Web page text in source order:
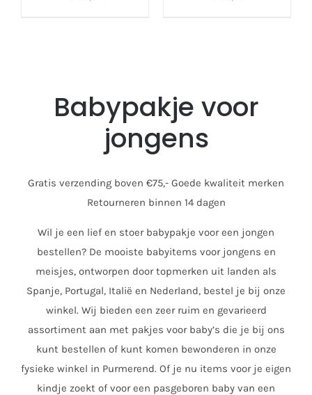
Babypakje voor
jongens
Gratis verzending boven €75,- Goede kwaliteit merken
Retourneren binnen 14 dagen
Wil je een lief en stoer babypakje voor een jongen
bestellen? De mooiste babyitems voor jongens en
meisjes, ontworpen door topmerken uit landen als
Spanje, Portugal, Italië en Nederland, bestel je bij onze
winkel. Wij bieden een zeer ruim en gevarieerd
assortiment aan met pakjes voor baby’s die je bij ons
kunt bestellen of kunt komen bewonderen in onze
fysieke winkel in Purmerend. Of je nu items voor je eigen
kindje zoekt of voor een pasgeboren baby van een